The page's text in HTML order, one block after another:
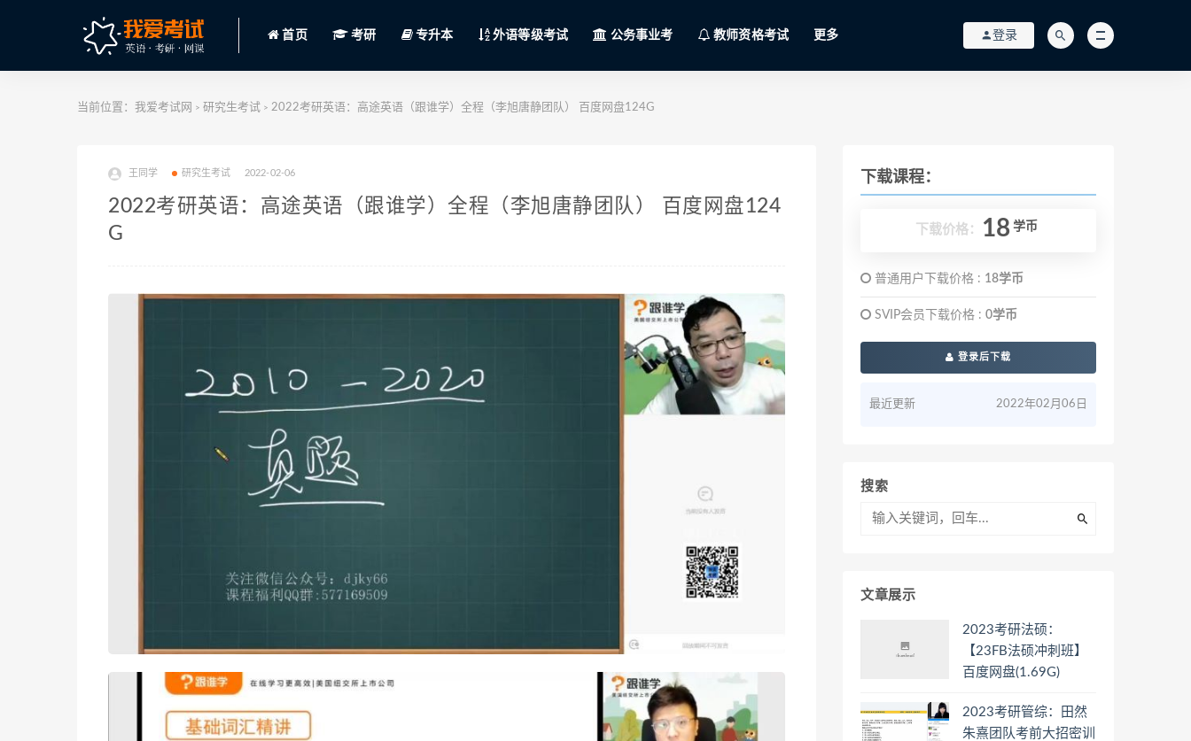
首页 考研 专升本 外语等级考试 公务事业考 教师资格考试 更多 登录
当前位置： 我爱考试网 > 研究生考试 > 2022考研英语：高途英语（跟谁学）全程（李旭唐静团队） 百度网盘124G
王同学 研究生考试 2022-02-06
2022考研英语：高途英语（跟谁学）全程（李旭唐静团队） 百度网盘124
G
下载课程：
下载价格： 18 学币
普通用户下载价格 : 18学币
SVIP会员下载价格 : 0学币
登录后下载
最近更新 2022年02月06日
搜索
文章展示
2023考研法硕：
【23FB法硕冲刺班】
百度网盘(1.69G)
2023考研管综：田然
朱熹团队考前大招密训